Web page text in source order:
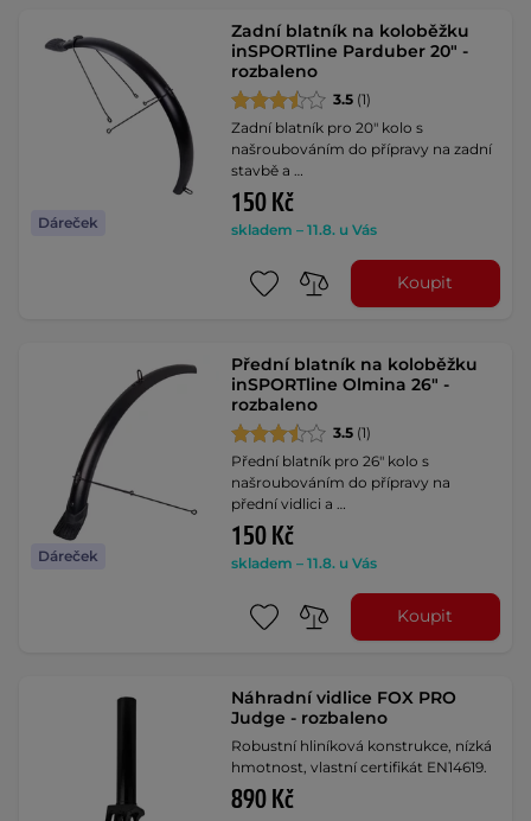
Dáreček
Zadní blatník na koloběžku
inSPORTline Parduber 20" -
rozbaleno
3.5 (1)
Zadní blatník pro 20" kolo s
našroubováním do přípravy na zadní
stavbě a …
150 Kč
skladem – 11.8. u Vás
Koupit
Dáreček
Přední blatník na koloběžku
inSPORTline Olmina 26" -
rozbaleno
3.5 (1)
Přední blatník pro 26" kolo s
našroubováním do přípravy na
přední vidlici a …
150 Kč
skladem – 11.8. u Vás
Koupit
Náhradní vidlice FOX PRO
Judge - rozbaleno
Robustní hliníková konstrukce, nízká
hmotnost, vlastní certifikát EN14619.
890 Kč